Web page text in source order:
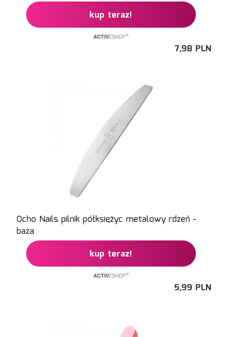
kup teraz!
7,98 PLN
Ocho Nails pilnik półksiężyc metalowy rdzeń -
baza
kup teraz!
5,99 PLN